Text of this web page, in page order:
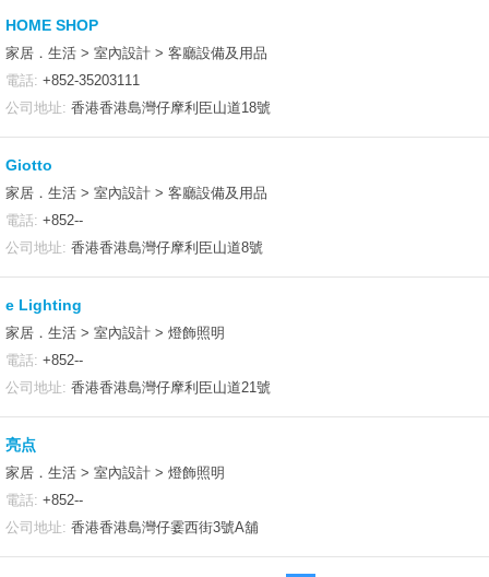
HOME SHOP
家居．生活 > 室內設計 > 客廳設備及用品
電話: +852-35203111
公司地址: 香港香港島灣仔摩利臣山道18號
Giotto
家居．生活 > 室內設計 > 客廳設備及用品
電話: +852--
公司地址: 香港香港島灣仔摩利臣山道8號
e Lighting
家居．生活 > 室內設計 > 燈飾照明
電話: +852--
公司地址: 香港香港島灣仔摩利臣山道21號
亮点
家居．生活 > 室內設計 > 燈飾照明
電話: +852--
公司地址: 香港香港島灣仔霎西街3號A舖